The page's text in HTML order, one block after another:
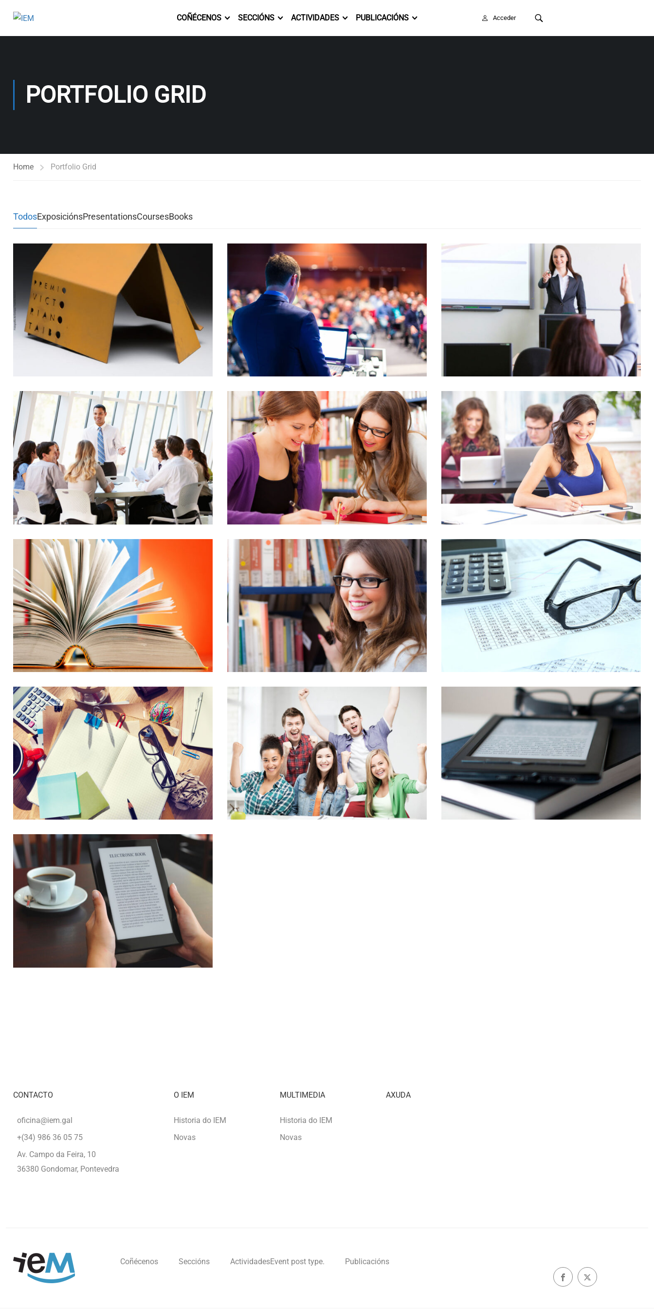
COÑÉCENOS SECCIÓNS ACTIVIDADES PUBLICACIÓNS Acceder
PORTFOLIO GRID
Home Portfolio Grid
TodosExposiciónsPresentationsCoursesBooks
CONTACTO
oficina@iem.gal
+(34) 986 36 05 75
Av. Campo da Feira, 10
36380 Gondomar, Pontevedra
O IEM
Historia do IEM
Novas
MULTIMEDIA
Historia do IEM
Novas
AXUDA
Coñécenos Seccións ActividadesEvent post type. Publicacións